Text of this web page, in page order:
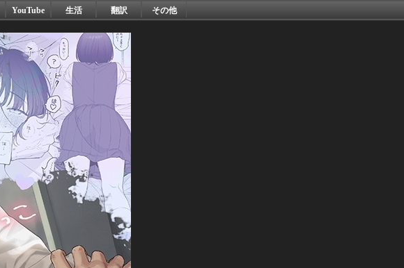
YouTube 生活 翻訳 その他